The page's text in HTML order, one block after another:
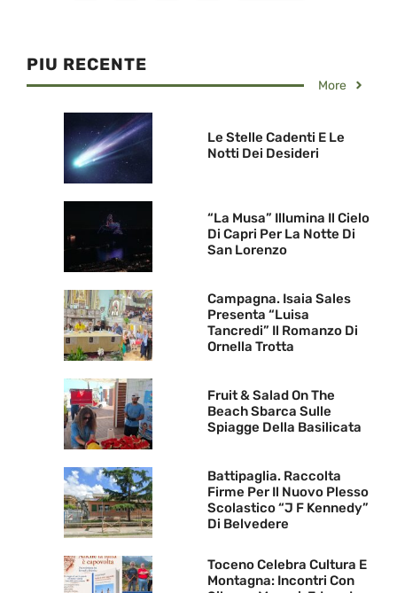
PIU RECENTE
More
Le Stelle Cadenti E Le
Notti Dei Desideri
“La Musa” Illumina Il Cielo
Di Capri Per La Notte Di
San Lorenzo
Campagna. Isaia Sales
Presenta “Luisa
Tancredi” Il Romanzo Di
Ornella Trotta
Fruit & Salad On The
Beach Sbarca Sulle
Spiagge Della Basilicata
Battipaglia. Raccolta
Firme Per Il Nuovo Plesso
Scolastico “J F Kennedy”
Di Belvedere
Toceno Celebra Cultura E
Montagna: Incontri Con